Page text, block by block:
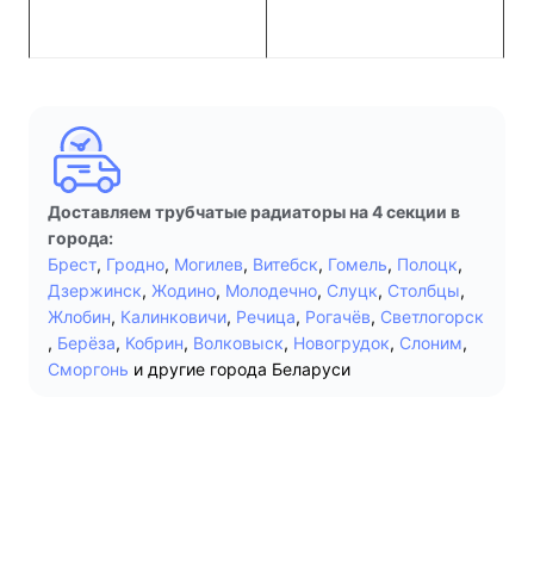
Доставляем трубчатые радиаторы на 4 секции в
города:
Брест, Гродно, Могилев, Витебск, Гомель, Полоцк,
Дзержинск, Жодино, Молодечно, Слуцк, Столбцы,
Жлобин, Калинковичи, Речица, Рогачёв, Светлогорск
, Берёза, Кобрин, Волковыск, Новогрудок, Слоним,
Сморгонь и другие города Беларуси